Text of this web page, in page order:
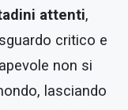
attenti,
critico e
non si
lasciando